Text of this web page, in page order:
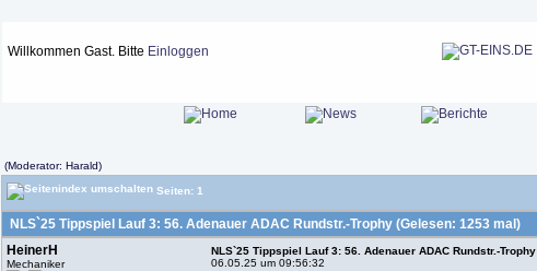
Willkommen Gast. Bitte Einloggen
(Moderator: Harald)
Seiten: 1
NLS`25 Tippspiel Lauf 3: 56. Adenauer ADAC Rundstr.-Trophy (Gelesen: 1253 mal)
HeinerH
Mechaniker
NLS`25 Tippspiel Lauf 3: 56. Adenauer ADAC Rundstr.-Trophy
06.05.25 um 09:56:32